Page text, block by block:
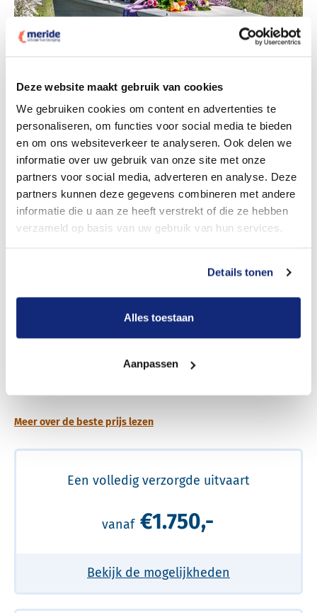
Deze website maakt gebruik van cookies
We gebruiken cookies om content en advertenties te
personaliseren, om functies voor social media te bieden
en om ons websiteverkeer te analyseren. Ook delen we
informatie over uw gebruik van onze site met onze
partners voor social media, adverteren en analyse. Deze
partners kunnen deze gegevens combineren met andere
informatie die u aan ze heeft verstrekt of die ze hebben
verzameld op basis van uw gebruik van hun services.
Details tonen
Alles toestaan
Aanpassen
Dit kost een begrafenis
Dit kost een crematie
Bekijk tarieven voor crematie
Een betere uitvaart ervaring voor een betere
Meer over de beste prijs lezen
Een volledig verzorgde uitvaart
vanaf €1.750,-
Bekijk de mogelijkheden